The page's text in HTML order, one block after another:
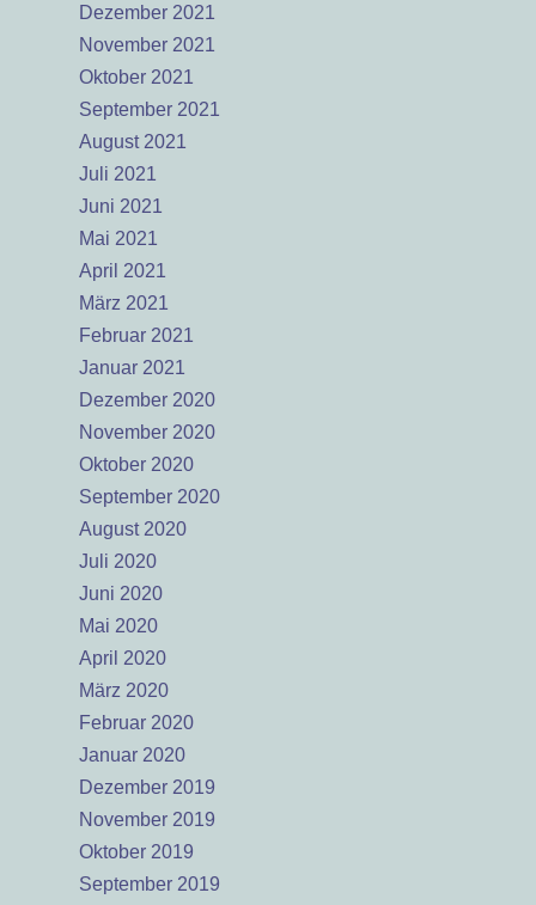
Dezember 2021
November 2021
Oktober 2021
September 2021
August 2021
Juli 2021
Juni 2021
Mai 2021
April 2021
März 2021
Februar 2021
Januar 2021
Dezember 2020
November 2020
Oktober 2020
September 2020
August 2020
Juli 2020
Juni 2020
Mai 2020
April 2020
März 2020
Februar 2020
Januar 2020
Dezember 2019
November 2019
Oktober 2019
September 2019